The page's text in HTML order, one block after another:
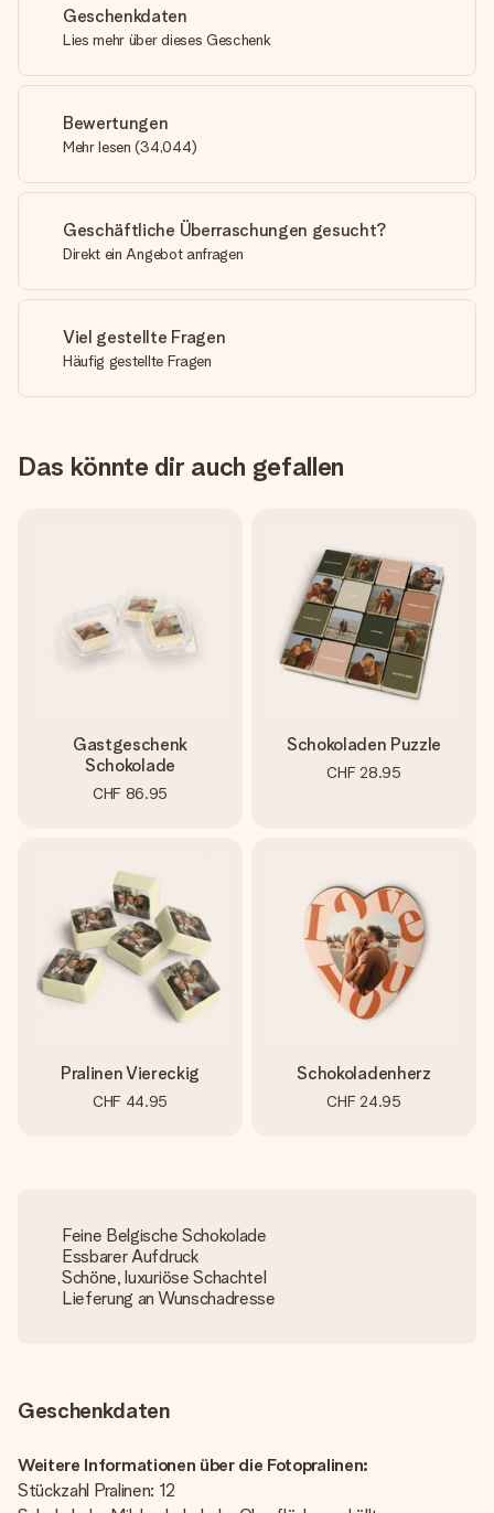
Geschenkdaten
Lies mehr über dieses Geschenk
Bewertungen
Mehr lesen (34,044)
Geschäftliche Überraschungen gesucht?
Direkt ein Angebot anfragen
Viel gestellte Fragen
Häufig gestellte Fragen
Das könnte dir auch gefallen
Gastgeschenk
Schokolade
CHF 86.95
Schokoladen Puzzle
CHF 28.95
Pralinen Viereckig
CHF 44.95
Schokoladenherz
CHF 24.95
Feine Belgische Schokolade
Essbarer Aufdruck
Schöne, luxuriöse Schachtel
Lieferung an Wunschadresse
Geschenkdaten
Weitere Informationen über die Fotopralinen:
Stückzahl Pralinen: 12